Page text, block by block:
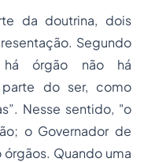
da doutrina, dois
Segundo
há órgão não há
do ser, como
Nesse sentido, "o
o Governador de
Quando uma